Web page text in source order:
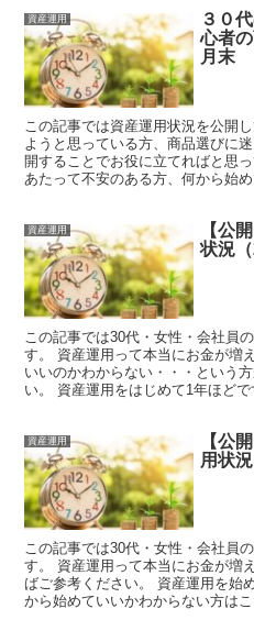
資産運用
３０
心者
月末
この記事では資産運用状況を公開
ようと思っている方、商品選びに
開することでお役に立てればと思
あたって不安のある方、何から始
資産運用
【公
状況（
この記事では30代・女性・会社員
す。 資産運用って本当にお金が増
いいのかわからない・・・という
い。 資産運用をはじめて1年ほど
資産運用
【公
用状
この記事では30代・女性・会社員
す。 資産運用って本当にお金が増
ばご参考ください。 資産運用を始
から始めていいかわからない方は